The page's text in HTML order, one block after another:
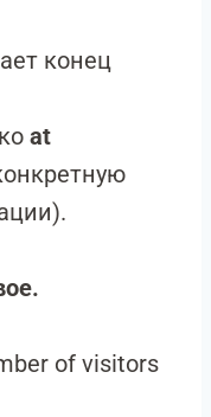
конец
at
of visitors